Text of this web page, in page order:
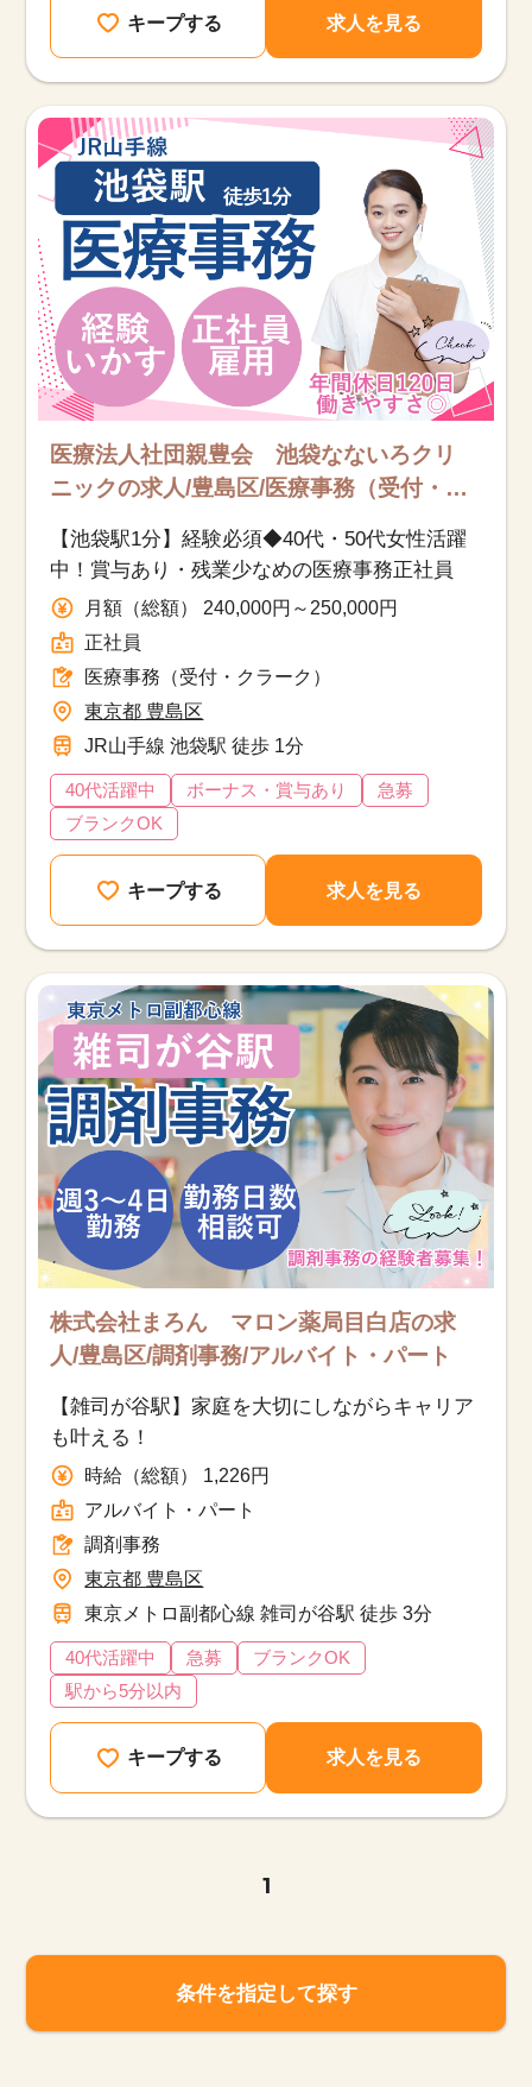
キープする 求人を見る
医療法人社団親豊会 池袋なないろクリ
ニックの求人/豊島区/医療事務（受付・ク
ラーク）/正社員
【池袋駅1分】経験必須◆40代・50代女性活躍
中！賞与あり・残業少なめの医療事務正社員
月額（総額） 240,000円～250,000円
正社員
医療事務（受付・クラーク）
東京都 豊島区
JR山手線 池袋駅 徒歩 1分
40代活躍中 ボーナス・賞与あり
急募
ブランクOK
キープする 求人を見る
株式会社まろん マロン薬局目白店の求
人/豊島区/調剤事務/アルバイト・パート
【雑司が谷駅】家庭を大切にしながらキャリア
も叶える！
時給（総額） 1,226円
アルバイト・パート
調剤事務
東京都 豊島区
東京メトロ副都心線 雑司が谷駅 徒歩 3分
40代活躍中 急募
ブランクOK
駅から5分以内
キープする 求人を見る
1
条件を指定して探す